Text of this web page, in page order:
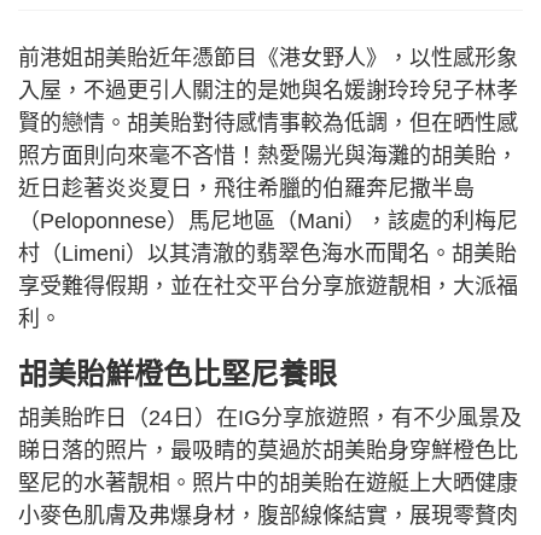
前港姐胡美貽近年憑節目《港女野人》，以性感形象
入屋，不過更引人關注的是她與名媛謝玲玲兒子林孝
賢的戀情。胡美貽對待感情事較為低調，但在晒性感
照方面則向來毫不吝惜！熱愛陽光與海灘的胡美貽，
近日趁著炎炎夏日，飛往希臘的伯羅奔尼撒半島
（Peloponnese）馬尼地區（Mani），該處的利梅尼
村（Limeni）以其清澈的翡翠色海水而聞名。胡美貽
享受難得假期，並在社交平台分享旅遊靚相，大派福
利。
胡美貽鮮橙色比堅尼養眼
胡美貽昨日（24日）在IG分享旅遊照，有不少風景及
睇日落的照片，最吸睛的莫過於胡美貽身穿鮮橙色比
堅尼的水著靚相。照片中的胡美貽在遊艇上大晒健康
小麥色肌膚及弗爆身材，腹部線條結實，展現零贅肉